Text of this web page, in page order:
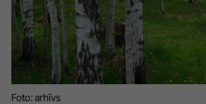
Ķekava
Mārupe
Olaine
Ropaži
Zivju
Zaļā
Vide
Foto: arhīvs